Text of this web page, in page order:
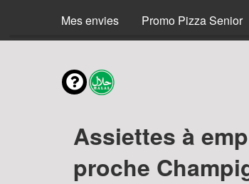
Mes envies Promo Pizza Senior
Assiettes à
proche